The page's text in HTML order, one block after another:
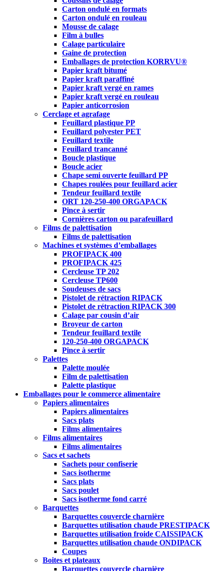
Carton ondulé en formats
Carton ondulé en rouleau
Mousse de calage
Film à bulles
Calage particulaire
Gaine de protection
Emballages de protection KORRVU®
Papier kraft bitumé
Papier kraft paraffiné
Papier kraft vergé en rames
Papier kraft vergé en rouleau
Papier anticorrosion
Cerclage et agrafage
Feuillard plastique PP
Feuillard polyester PET
Feuillard textile
Feuillard trancanné
Boucle plastique
Boucle acier
Chape semi ouverte feuillard PP
Chapes roulées pour feuillard acier
Tendeur feuillard textile
ORT 120-250-400 ORGAPACK
Pince à sertir
Cornières carton ou parafeuillard
Films de palettisation
Films de palettisation
Machines et systèmes d’emballages
PROFIPACK 400
PROFIPACK 425
Cercleuse TP 202
Cercleuse TP600
Soudeuses de sacs
Pistolet de rétraction RIPACK
Pistolet de rétraction RIPACK 300
Calage par cousin d’air
Broyeur de carton
Tendeur feuillard textile
120-250-400 ORGAPACK
Pince à sertir
Palettes
Palette moulée
Film de palettisation
Palette plastique
Emballages pour le commerce alimentaire
Papiers alimentaires
Papiers alimentaires
Sacs plats
Films alimentaires
Films alimentaires
Films alimentaires
Sacs et sachets
Sachets pour confiserie
Sacs isotherme
Sacs plats
Sacs poulet
Sacs isotherme fond carré
Barquettes
Barquettes couvercle charnière
Barquettes utilisation chaude PRESTIPACK
Barquettes utilisation froide CAISSIPACK
Barquettes utilisation chaude ONDIPACK
Coupes
Boites et plateaux
Barquettes couvercle charnière